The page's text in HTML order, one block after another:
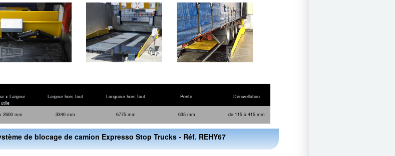
x Largeur
utile
2600 mm
Largeur hors tout
3340 mm
Longueur hors tout
6775 mm
Pente
635 mm
Dénivellation
de 115 à 415 mm
de blocage de camion Expresso Stop Trucks - Réf. REHY67